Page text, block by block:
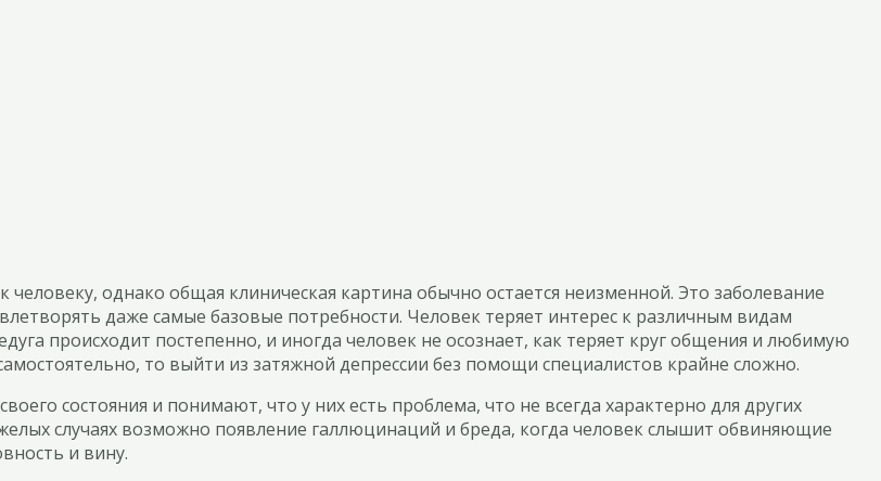
однако общая клиническая картина обычно остается неизменной. Это заболевание
даже самые базовые потребности. Человек теряет интерес к различным видам
происходит постепенно, и иногда человек не осознает, как теряет круг общения и любимую
то выйти из затяжной депрессии без помощи специалистов крайне сложно.
состояния и понимают, что у них есть проблема, что не всегда характерно для других
случаях возможно появление галлюцинаций и бреда, когда человек слышит обвиняющие
и вину.